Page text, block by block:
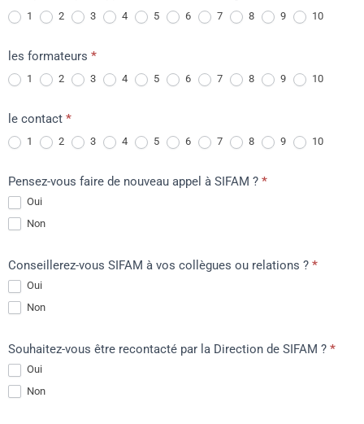
1 2 3 4 5 6 7 8 9 10
les formateurs *
1 2 3 4 5 6 7 8 9 10
le contact *
1 2 3 4 5 6 7 8 9 10
Pensez-vous faire de nouveau appel à SIFAM ? *
Oui
Non
Conseillerez-vous SIFAM à vos collègues ou relations ? *
Oui
Non
Souhaitez-vous être recontacté par la Direction de SIFAM ? *
Oui
Non